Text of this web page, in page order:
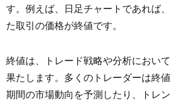
す。例えば、日足チャートであれば
た取引の価格が終値です。
終値は、トレード戦略や分析におい
果たします。多くのトレーダーは終
期間の市場動向を予測したり、トレ